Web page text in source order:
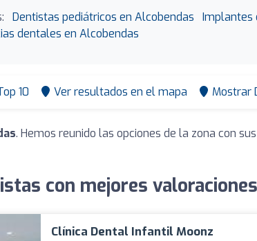
Dentistas pediátricos en Alcobendas
Implantes
dentales en Alcobendas
10 Ver resultados en el mapa Mostrar
. Hemos reunido las opciones de la zona con
con mejores
Clínica Dental Infantil Moonz